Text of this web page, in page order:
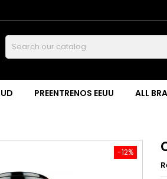
Buscar
PREENTRENOS EEUU ALL
-12%